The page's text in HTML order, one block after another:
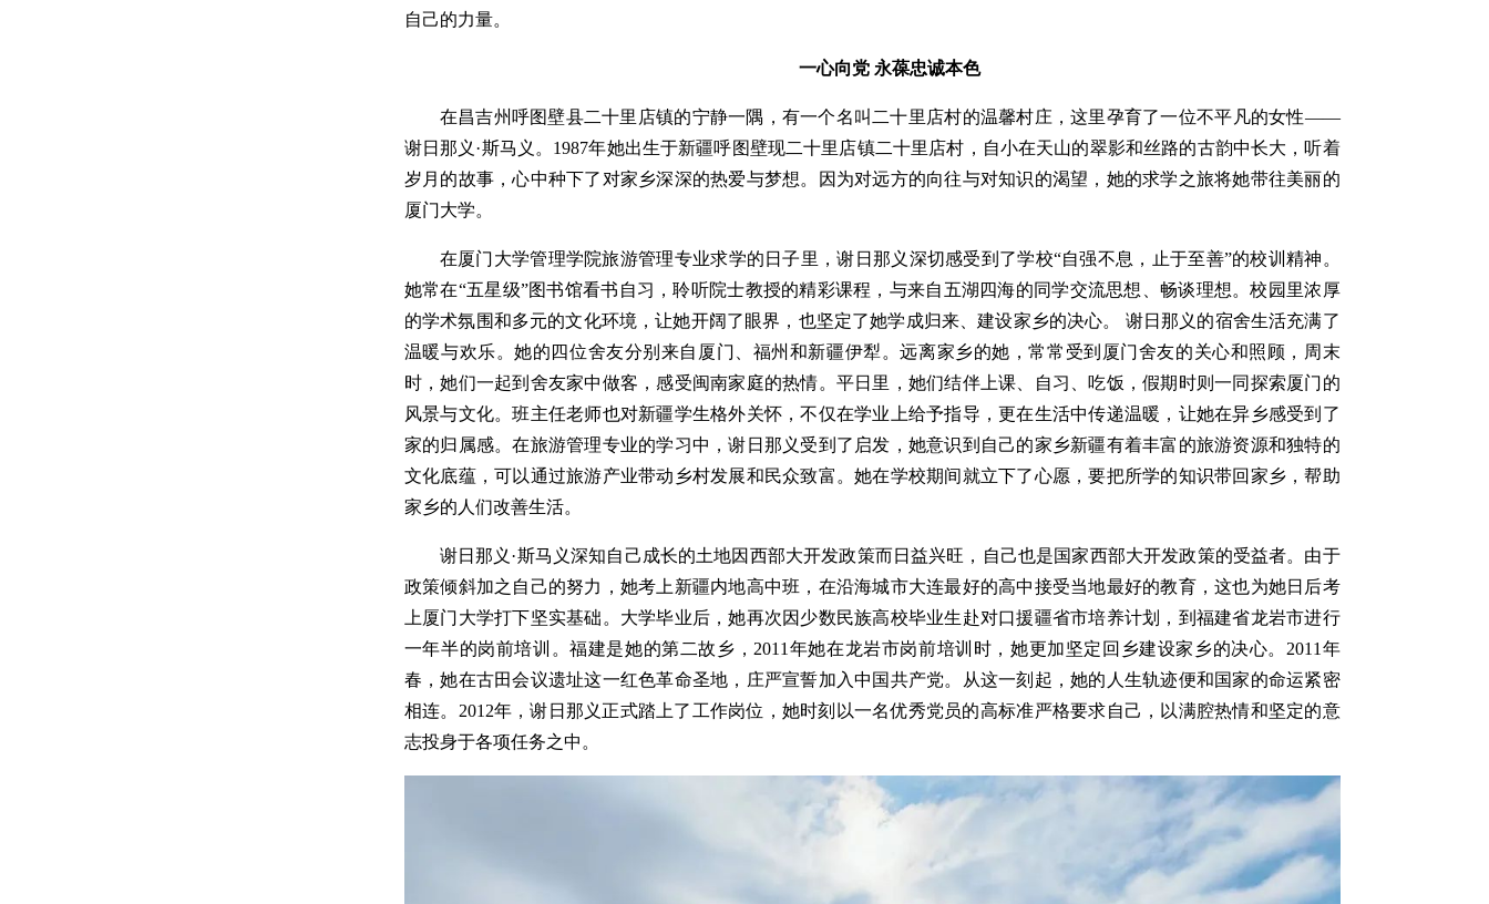
自己的力量。
一心向党 永葆忠诚本色
在昌吉州呼图壁县二十里店镇的宁静一隅，有一个名叫二十里店村的温馨村庄，这里孕育了一位不平凡的女性——
谢日那义·斯马义。1987年她出生于新疆呼图壁现二十里店镇二十里店村，自小在天山的翠影和丝路的古韵中长大，听着
岁月的故事，心中种下了对家乡深深的热爱与梦想。因为对远方的向往与对知识的渴望，她的求学之旅将她带往美丽的
厦门大学。
在厦门大学管理学院旅游管理专业求学的日子里，谢日那义深切感受到了学校“自强不息，止于至善”的校训精神。
她常在“五星级”图书馆看书自习，聆听院士教授的精彩课程，与来自五湖四海的同学交流思想、畅谈理想。校园里浓厚
的学术氛围和多元的文化环境，让她开阔了眼界，也坚定了她学成归来、建设家乡的决心。 谢日那义的宿舍生活充满了
温暖与欢乐。她的四位舍友分别来自厦门、福州和新疆伊犁。远离家乡的她，常常受到厦门舍友的关心和照顾，周末
时，她们一起到舍友家中做客，感受闽南家庭的热情。平日里，她们结伴上课、自习、吃饭，假期时则一同探索厦门的
风景与文化。班主任老师也对新疆学生格外关怀，不仅在学业上给予指导，更在生活中传递温暖，让她在异乡感受到了
家的归属感。在旅游管理专业的学习中，谢日那义受到了启发，她意识到自己的家乡新疆有着丰富的旅游资源和独特的
文化底蕴，可以通过旅游产业带动乡村发展和民众致富。她在学校期间就立下了心愿，要把所学的知识带回家乡，帮助
家乡的人们改善生活。
谢日那义·斯马义深知自己成长的土地因西部大开发政策而日益兴旺，自己也是国家西部大开发政策的受益者。由于
政策倾斜加之自己的努力，她考上新疆内地高中班，在沿海城市大连最好的高中接受当地最好的教育，这也为她日后考
上厦门大学打下坚实基础。大学毕业后，她再次因少数民族高校毕业生赴对口援疆省市培养计划，到福建省龙岩市进行
一年半的岗前培训。福建是她的第二故乡，2011年她在龙岩市岗前培训时，她更加坚定回乡建设家乡的决心。2011年
春，她在古田会议遗址这一红色革命圣地，庄严宣誓加入中国共产党。从这一刻起，她的人生轨迹便和国家的命运紧密
相连。2012年，谢日那义正式踏上了工作岗位，她时刻以一名优秀党员的高标准严格要求自己，以满腔热情和坚定的意
志投身于各项任务之中。